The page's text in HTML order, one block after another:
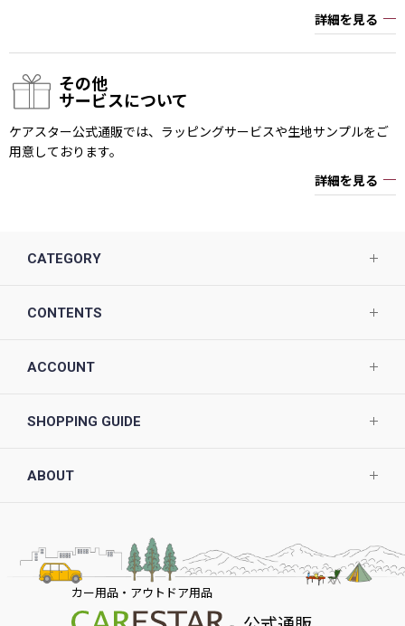
詳細を見る
その他
サービスについて
ケアスター公式通販では、ラッピングサービスや生地サンプルをご
用意しております。
詳細を見る
CATEGORY
CONTENTS
ACCOUNT
SHOPPING GUIDE
ABOUT
カー用品・アウトドア用品